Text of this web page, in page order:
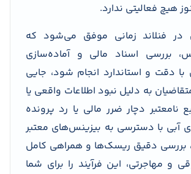
هیچ فعالیتی ندارد.
در فنلاند زمانی موفق می‌شود که
بررسی اسناد مالی و آماده‌سازی
با دقت و استاندارد انجام شود، جایی
به دلیل نبود اطلاعات واقعی یا
نامعتبر دچار ضرر مالی یا رد پرونده
آبی با دسترسی به بیزینس‌های معتبر
بررسی دقیق ریسک‌ها و همراهی کامل
و مهاجرتی، این فرآیند را برای شما